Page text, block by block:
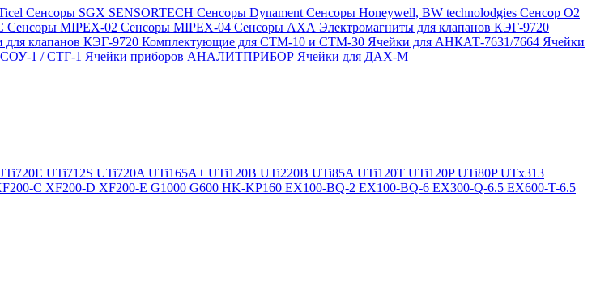
Сенсоры SGX SENSORTECH Сенсоры Dynament Сенсоры Honeywell, BW technolodgies Сенсор O2
Сенсоры MIPEX-02 Сенсоры MIPEX-04 Сенсоры АХА Электромагниты для клапанов КЭГ-9720
для клапанов КЭГ-9720 Комплектующие для СТМ-10 и СТМ-30 Ячейки для АНКАТ-7631/7664 Ячейки
СОУ-1 / СТГ-1 Ячейки приборов АНАЛИТПРИБОР Ячейки для ДАХ-М
UTi712S UTi720A UTi165A+ UTi120B UTi220B UTi85A UTi120T UTi120PUTi80PUTx313
C XF200-D XF200-E G1000 G600 HK-KP160 EX100-BQ-2 EX100-BQ-6 EX300-Q-6.5 EX600-T-6.5